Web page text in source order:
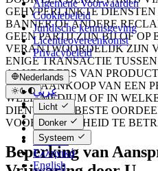
Algemene Voorwaarden
Cookiebeleid
Juridische kennisgeving
Licentieovereenkomst
Privacybeleid
Nederlands
عربي
Català
Čeština
Dansk
Deutsch
Ελληνικά
English
Licht
Donker
Systeem
GEHYPERLINKTE
BANNER OF ANDERE
GEEN PARTIJ ZIJN BIJ OF OP
VERANTWOORDELIJK ZIJN
ENIGE TRANSACTIE
AANBIEDERS VAN
BIJ DE AANKOOP VAN EEN
WELK MEDIUM OF IN
DIENT U UW BESTE
VOORZICHTIGHEID TE
Beperking van